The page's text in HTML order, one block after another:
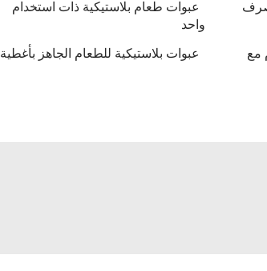
عبوات طعام بلاستيكية ذات استخدام
واحد
مع
عبوات بلاستيكية للطعام الجاهز بأغطية